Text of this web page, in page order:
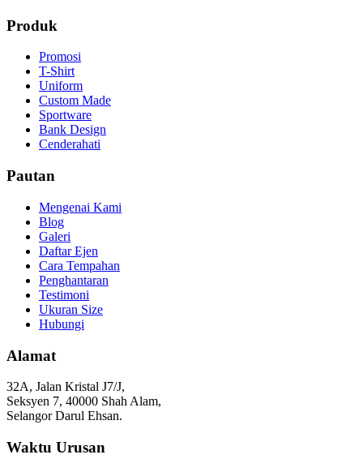
Produk
Promosi
T-Shirt
Uniform
Custom Made
Sportware
Bank Design
Cenderahati
Pautan
Mengenai Kami
Blog
Galeri
Daftar Ejen
Cara Tempahan
Penghantaran
Testimoni
Ukuran Size
Hubungi
Alamat
32A, Jalan Kristal J7/J,
Seksyen 7, 40000 Shah Alam,
Selangor Darul Ehsan.
Waktu Urusan